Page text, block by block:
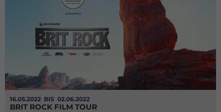
16.05.2022 BIS 02.06.2022
BRIT ROCK FILM TOUR